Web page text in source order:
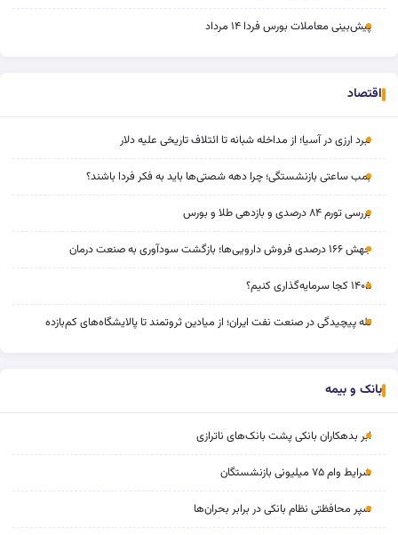
پیش‌بینی معاملات بورس فردا ۱۴ مرداد
اقتصاد
نبرد ارزی در آسیا؛ از مداخله‌ شبانه تا ائتلاف تاریخی علیه دلار
بمب ساعتی بازنشستگی؛ چرا دهه شصتی‌ها باید به فکر فردا باشند؟
بررسی تورم ۸۴ درصدی و بازدهی طلا و بورس
جهش ۱۶۶ درصدی فروش دارویی‌ها؛ بازگشت سودآوری به صنعت درمان
۱۴۰۵ کجا سرمایه‌گذاری کنیم؟
تله پیچیدگی در صنعت نفت ایران؛ از میادین ثروتمند تا پالایشگاه‌های کم‌بازده
بانک و بیمه
ابر بدهکاران بانکی پشت بانک‌های ناترازی
شرایط وام ۷۵ میلیونی بازنشستگان
سپر محافظتی نظام بانکی در برابر بحران‌ها